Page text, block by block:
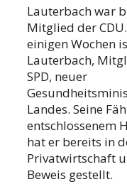
Lauterbach war
Mitglied der
einigen Wochen
Lauterbach,
SPD, neuer
Landes. Seine
entschlossenem
hat er bereits in
Privatwirtschaft
Beweis gestellt.